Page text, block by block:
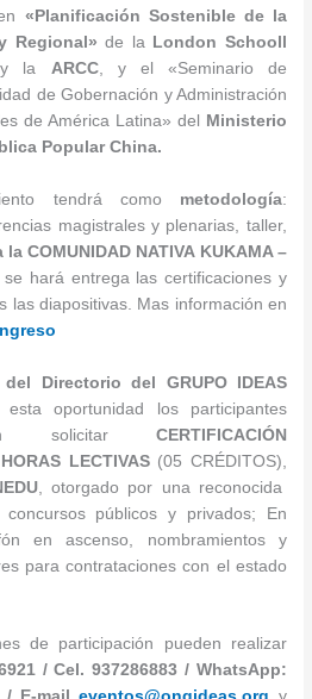
«Planificación Sostenible de la
Regional»de la
London Schooll
la ARCC, y el «Seminario de
de Gobernación y Administración
de América Latina» del
Ministerio
Popular China.
tendrá como metodología:
magistrales y plenarias, taller,
COMUNIDAD NATIVA KUKAMA –
hará entrega las certificaciones y
las diapositivas. Mas información en
Directorio del GRUPO IDEAS
oportunidad los participantes
solicitar CERTIFICACIÓN
LECTIVAS(05 CRÉDITOS),
, otorgado por una reconocida
públicos y privados; En
en ascenso, nombramientos y
para contrataciones con el estado
de participación pueden realizar
/ Cel. 937286883 / WhatsApp: